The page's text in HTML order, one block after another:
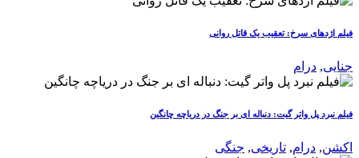
فیلم اژدهای سرخ: تعقیب یک قاتل روانی
جنایی, درام
فیلم نبرد پل واتر گیت: دنباله ای بر جنگ در دریاچه چانگین
اکشن, درام, تاریخی, جنگی